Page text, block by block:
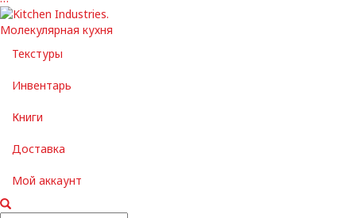
Текстуры
Инвентарь
Книги
Доставка
Мой аккаунт